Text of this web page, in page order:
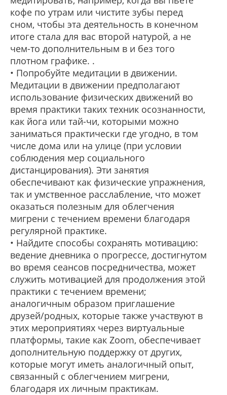
кофе по утрам или чистите зубы перед
сном, чтобы эта деятельность в конечном
итоге стала для вас второй натурой, а не
чем-то дополнительным в и без того
плотном графике. .
• Попробуйте медитации в движении.
Медитации в движении предполагают
использование физических движений во
время практики таких техник осознанности,
как йога или тай-чи, которыми можно
заниматься практически где угодно, в том
числе дома или на улице (при условии
соблюдения мер социального
дистанцирования). Эти занятия
обеспечивают как физические упражнения,
так и умственное расслабление, что может
оказаться полезным для облегчения
мигрени с течением времени благодаря
регулярной практике.
• Найдите способы сохранять мотивацию:
ведение дневника о прогрессе, достигнутом
во время сеансов посредничества, может
служить мотивацией для продолжения этой
практики с течением времени;
аналогичным образом приглашение
друзей/родных, которые также участвуют в
этих мероприятиях через виртуальные
платформы, такие как Zoom, обеспечивает
дополнительную поддержку от других,
которые могут иметь аналогичный опыт,
связанный с облегчением мигрени,
благодаря их личным практикам.